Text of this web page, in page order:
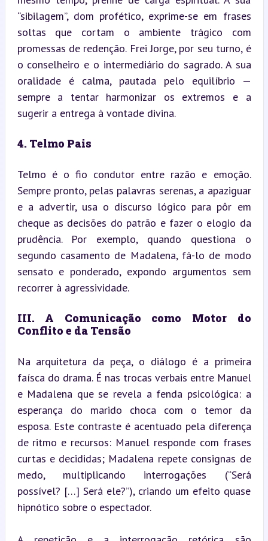
“sibilagem”, dom profético, exprime-se em frases
soltas que cortam o ambiente trágico com
promessas de redenção. Frei Jorge, por seu turno, é
o conselheiro e o intermediário do sagrado. A sua
oralidade é calma, pautada pelo equilíbrio —
sempre a tentar harmonizar os extremos e a
sugerir a entrega à vontade divina.
4. Telmo Pais
Telmo é o fio condutor entre razão e emoção.
Sempre pronto, pelas palavras serenas, a apaziguar
e a advertir, usa o discurso lógico para pôr em
cheque as decisões do patrão e fazer o elogio da
prudência. Por exemplo, quando questiona o
segundo casamento de Madalena, fá-lo de modo
sensato e ponderado, expondo argumentos sem
recorrer à agressividade.
III. A Comunicação como Motor do
Conflito e da Tensão
Na arquitetura da peça, o diálogo é a primeira
faísca do drama. É nas trocas verbais entre Manuel
e Madalena que se revela a fenda psicológica: a
esperança do marido choca com o temor da
esposa. Este contraste é acentuado pela diferença
de ritmo e recursos: Manuel responde com frases
curtas e decididas; Madalena repete consignas de
medo, multiplicando interrogações (“Será
possível? […] Será ele?”), criando um efeito quase
hipnótico sobre o espectador.